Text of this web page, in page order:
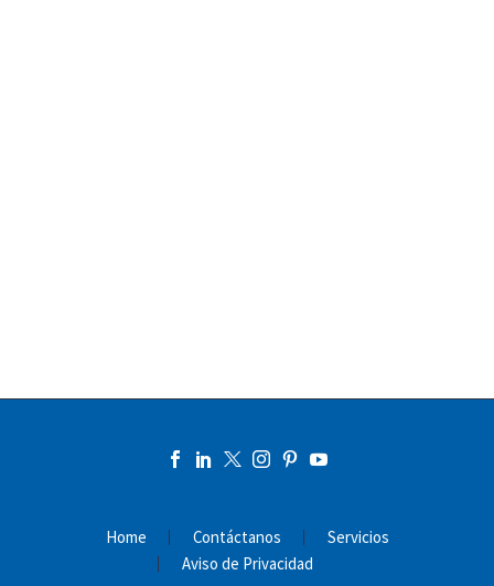
Home Contáctanos
Servicios
Aviso de Privacidad